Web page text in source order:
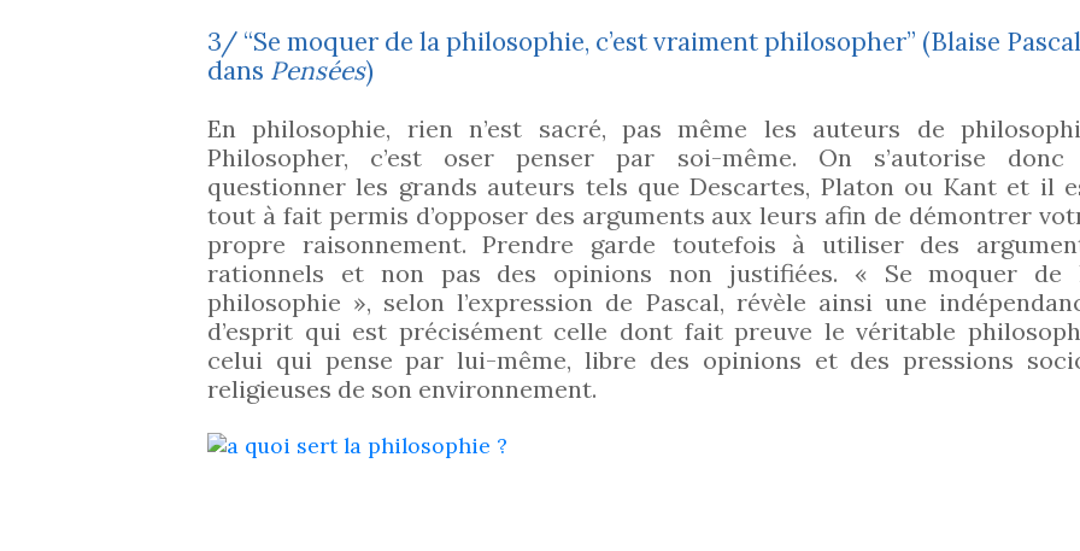
3/ “Se moquer de la philosophie, c’est vraiment philosopher” (Blaise Pascal
dans Pensées)
En philosophie, rien n’est sacré, pas même les auteurs de
Philosopher, c’est oser penser par soi-même. On s’autorise
questionner les grands auteurs tels que Descartes, Platon ou Kant et il
tout à fait permis d’opposer des arguments aux leurs afin de démontrer
propre raisonnement. Prendre garde toutefois à utiliser des
rationnels et non pas des opinions non justifiées. « Se moquer de
philosophie », selon l’expression de Pascal, révèle ainsi une
d’esprit qui est précisément celle dont fait preuve le véritable
celui qui pense par lui-même, libre des opinions et des pressions
religieuses de son environnement.